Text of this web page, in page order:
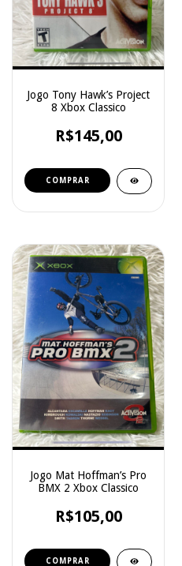
Jogo Tony Hawk’s Project
8 Xbox Classico
R$145,00
Jogo Mat Hoffman’s Pro
BMX 2 Xbox Classico
R$105,00